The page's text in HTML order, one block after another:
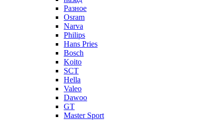
Разное
Osram
Narva
Philips
Hans Pries
Bosch
Koito
SCT
Hella
Valeo
Dawoo
GT
Master Sport